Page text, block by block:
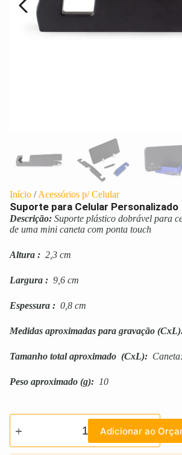
Início /Acessórios p/ Celular
Suporte para Celular Personalizado
Descrição: Suporte plástico dobrável para
de uma mini caneta com ponta touch
Altura : 2,3 cm
Largura : 9,6 cm
Espessura : 0,8 cm
Medidas aproximadas para gravação
Tamanho total aproximado (CxL):
Peso aproximado (g): 10
Adicionar ao